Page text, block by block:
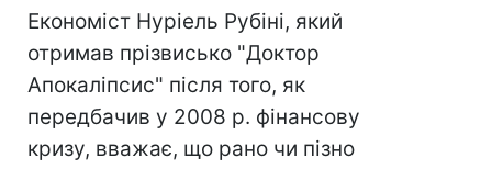
Економіст Нуріель Рубіні, який
отримав прізвисько "Доктор
Апокаліпсис" після того, як
передбачив у 2008 р. фінансову
кризу, вважає, що рано чи пізно